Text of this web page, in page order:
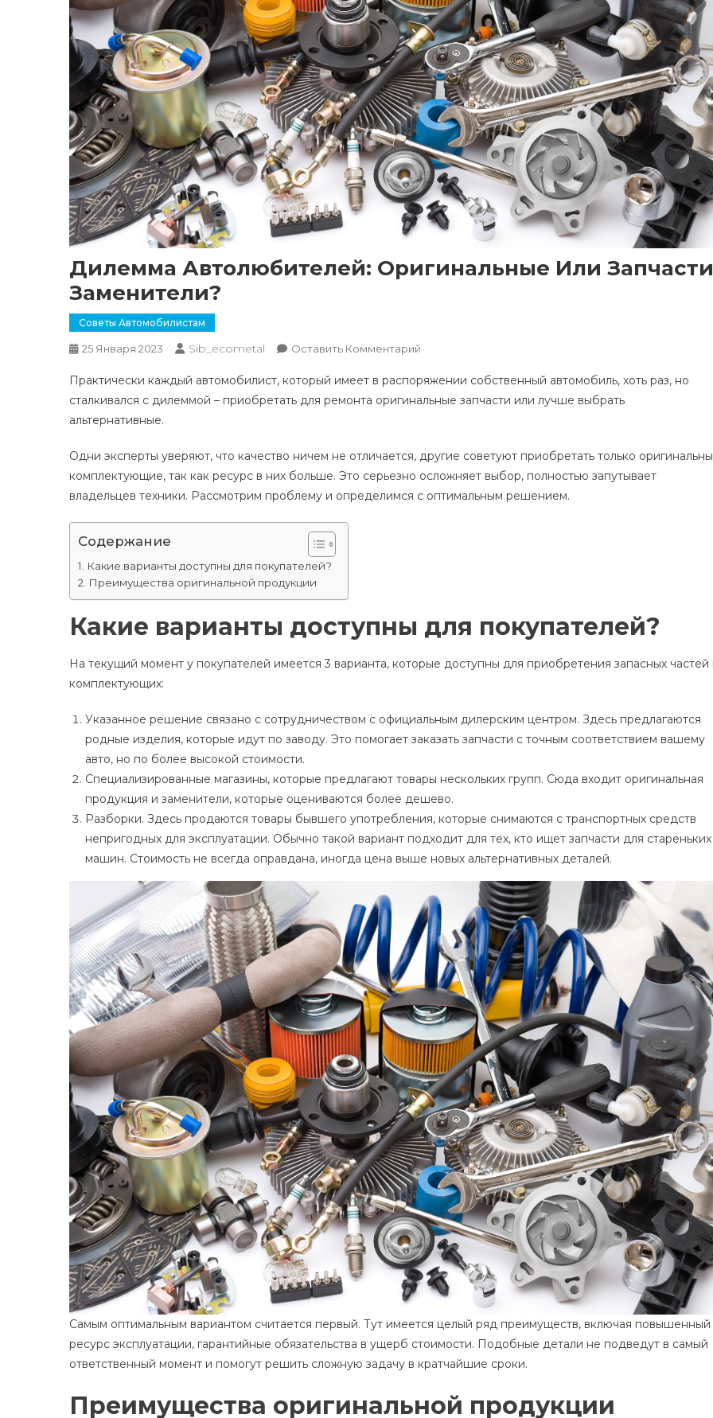
Дилемма Автолюбителей: Оригинальные Или
Заменители?
Советы Автомобилистам
25 Января 2023 Sib_ecometal Оставить Комментарий
Автолюбителей:
Оригинальные
Заменители?
Практически каждый автомобилист, который имеет в распоряжении собственный автомобиль, хоть раз, но
сталкивался с дилеммой – приобретать для ремонта оригинальные запчасти или лучше выбрать
альтернативные.
Одни эксперты уверяют, что качество ничем не отличается, другие советуют приобретать только
комплектующие, так как ресурс в них больше. Это серьезно осложняет выбор, полностью запутывает
владельцев техники. Рассмотрим проблему и определимся с оптимальным решением.
Содержание
Какие варианты доступны для покупателей?
Преимущества оригинальной продукции
Какие варианты доступны для покупателей?
На текущий момент у покупателей имеется 3 варианта, которые доступны для приобретения запасных частей
комплектующих:
Указанное решение связано с сотрудничеством с официальным дилерским центром. Здесь предлагаются
родные изделия, которые идут по заводу. Это помогает заказать запчасти с точным соответствием вашему
авто, но по более высокой стоимости.
Специализированные магазины, которые предлагают товары нескольких групп. Сюда входит оригинальная
продукция и заменители, которые оцениваются более дешево.
Разборки. Здесь продаются товары бывшего употребления, которые снимаются с транспортных средств
непригодных для эксплуатации. Обычно такой вариант подходит для тех, кто ищет запчасти для стареньких
машин. Стоимость не всегда оправдана, иногда цена выше новых альтернативных деталей.
Самым оптимальным вариантом считается первый. Тут имеется целый ряд преимуществ, включая повышенный
ресурс эксплуатации, гарантийные обязательства в ущерб стоимости. Подобные детали не подведут в самый
ответственный момент и помогут решить сложную задачу в кратчайшие сроки.
Преимущества оригинальной продукции